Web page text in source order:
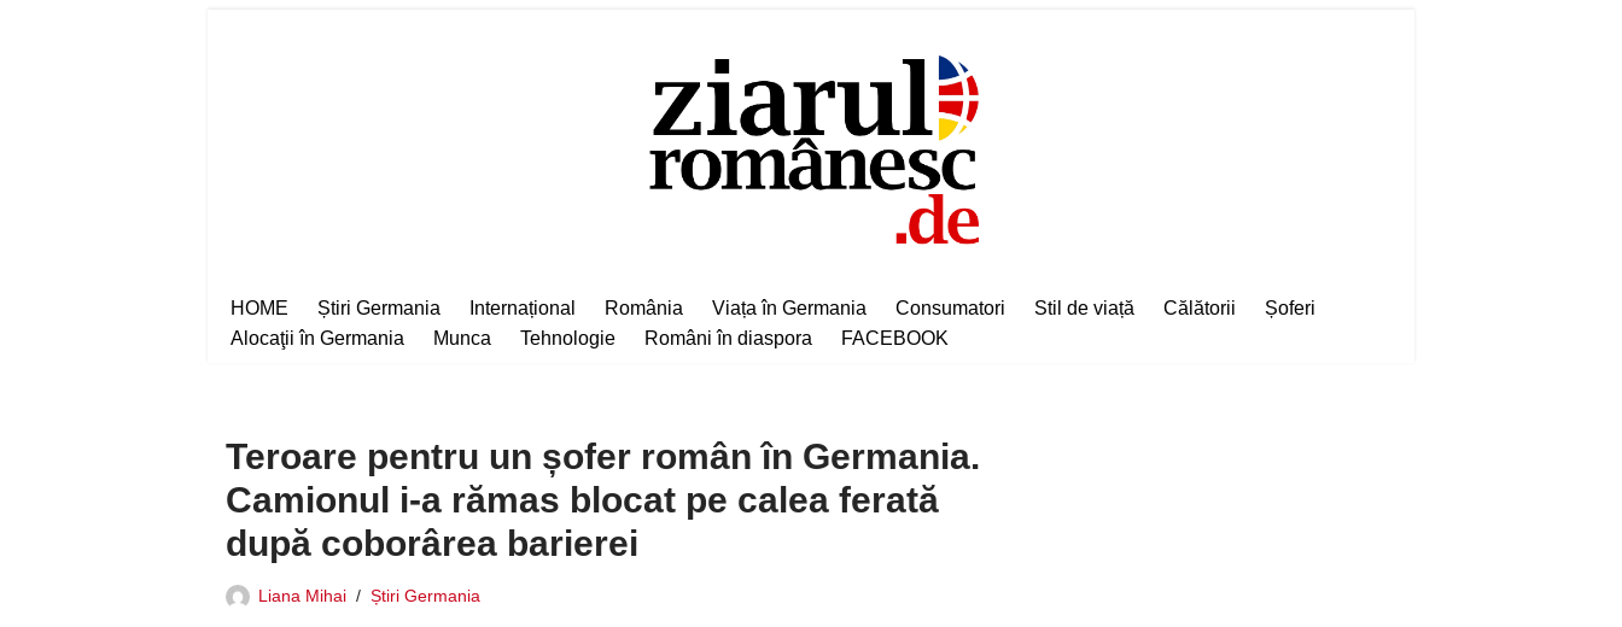
HOME Știri Germania Internațional România Viața în Germania Consumatori Stil de viață Călătorii
Șoferi
Alocaţii în Germania
Munca Tehnologie Români în diaspora FACEBOOK
Teroare pentru un șofer român în Germania.
Camionul i-a rămas blocat pe calea ferată
după coborârea barierei
Liana Mihai Știri Germania